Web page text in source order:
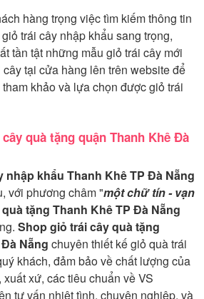
hàng trọng việc tìm kiếm thông tin
trái cây nhập khẩu sang trọng,
tần tật những mẫu giỏ trái cây mới
tại cửa hàng lên trên website để
khảo và lựa chọn được giỏ trái
quà tặng quận Thanh Khê Đà
nhập khẩu Thanh Khê TP Đà Nẵng
với phương châm "một chữ tín - vạn
quà tặng Thanh Khê TP Đà Nẵng
Shop giỏ trái cây quà tặng
Nẵng chuyên thiết kế giỏ quà trái
khách, đảm bảo về chất lượng của
xứ, các tiêu chuẩn về VS
tư vấn nhiệt tình, chuyên nghiệp, và